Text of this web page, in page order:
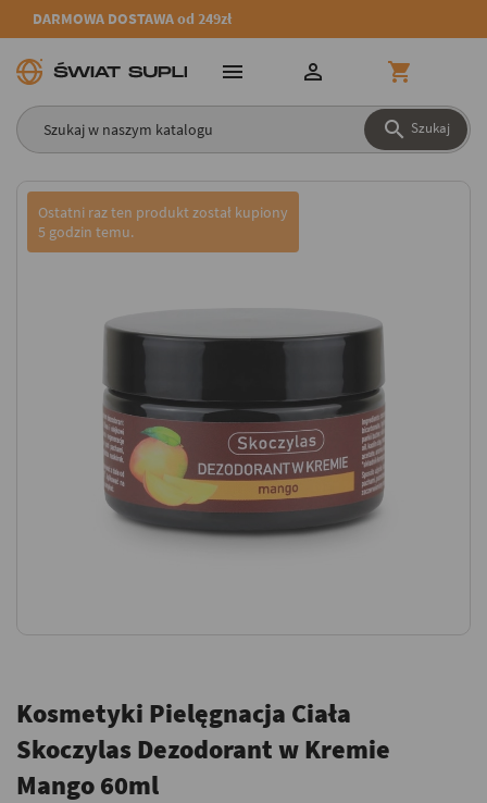
DARMOWA DOSTAWA od 249zł
 Szukaj
  
Ostatni raz ten produkt został kupiony
5 godzin temu.
Kosmetyki Pielęgnacja Ciała
Skoczylas Dezodorant w Kremie
Mango 60ml